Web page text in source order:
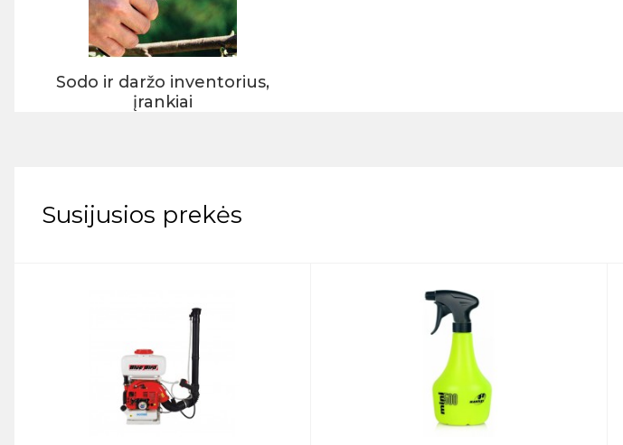
Sodo ir daržo inventorius,
įrankiai
Susijusios prekės